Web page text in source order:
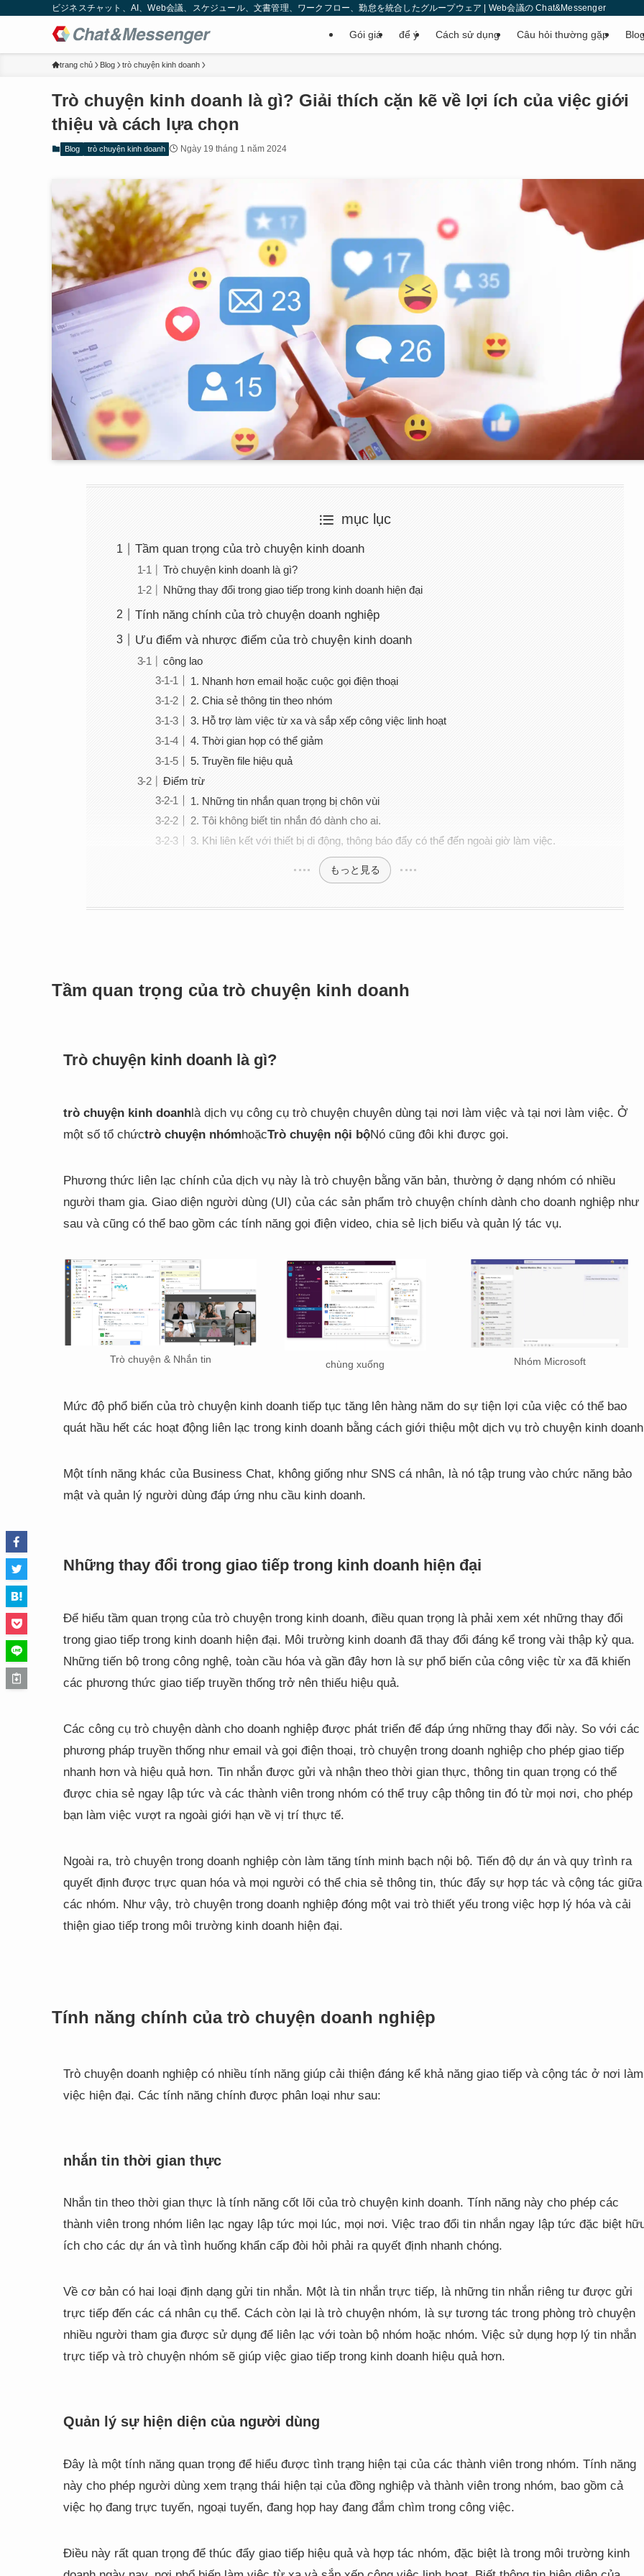
ビジネスチャット、AI、Web会議、スケジュール、文書管理、ワークフロー、勤怠を統合したグループウェア | Web会議の Chat&Messenger
Gói giá để ý Cách sử dụng Câu hỏi thường gặp
trang chủ Blog trò chuyện kinh doanh
Trò chuyện kinh doanh là gì? Giải thích cặn kẽ về lợi ích của việc giới
thiệu và cách lựa chọn
Blog trò chuyện kinh doanh Ngày 19 tháng 1 năm 2024
mục lục
Tầm quan trọng của trò chuyện kinh doanh
Trò chuyện kinh doanh là gì?
Những thay đổi trong giao tiếp trong kinh doanh hiện đại
Tính năng chính của trò chuyện doanh nghiệp
Ưu điểm và nhược điểm của trò chuyện kinh doanh
công lao
1. Nhanh hơn email hoặc cuộc gọi điện thoại
2. Chia sẻ thông tin theo nhóm
3. Hỗ trợ làm việc từ xa và sắp xếp công việc linh hoạt
4. Thời gian họp có thể giảm
5. Truyền file hiệu quả
Điểm trừ
1. Những tin nhắn quan trọng bị chôn vùi
2. Tôi không biết tin nhắn đó dành cho ai.
3. Khi liên kết với thiết bị di động, thông báo đẩy có thể đến ngoài giờ làm việc.
もっと見る
Tầm quan trọng của trò chuyện kinh doanh
Trò chuyện kinh doanh là gì?
trò chuyện kinh doanh là dịch vụ công cụ trò chuyện chuyên dùng tại nơi làm việc và tại nơi làm việc. Ở
một số tổ chứctrò chuyện nhómhoặcTrò chuyện nội bộNó cũng đôi khi được gọi.
Phương thức liên lạc chính của dịch vụ này là trò chuyện bằng văn bản, thường ở dạng nhóm có nhiều
người tham gia. Giao diện người dùng (UI) của các sản phẩm trò chuyện chính dành cho doanh nghiệp như
sau và cũng có thể bao gồm các tính năng gọi điện video, chia sẻ lịch biểu và quản lý tác vụ.
Trò chuyện & Nhắn tin
chùng xuống Nhóm Microsoft
Mức độ phổ biến của trò chuyện kinh doanh tiếp tục tăng lên hàng năm do sự tiện lợi của việc có thể bao
quát hầu hết các hoạt động liên lạc trong kinh doanh bằng cách giới thiệu một dịch vụ trò chuyện kinh
Một tính năng khác của Business Chat, không giống như SNS cá nhân, là nó tập trung vào chức năng bảo
mật và quản lý người dùng đáp ứng nhu cầu kinh doanh.
Những thay đổi trong giao tiếp trong kinh doanh hiện đại
Để hiểu tầm quan trọng của trò chuyện trong kinh doanh, điều quan trọng là phải xem xét những thay đổi
trong giao tiếp trong kinh doanh hiện đại. Môi trường kinh doanh đã thay đổi đáng kể trong vài thập kỷ qua.
Những tiến bộ trong công nghệ, toàn cầu hóa và gần đây hơn là sự phổ biến của công việc từ xa đã khiến
các phương thức giao tiếp truyền thống trở nên thiếu hiệu quả.
Các công cụ trò chuyện dành cho doanh nghiệp được phát triển để đáp ứng những thay đổi này. So với các
phương pháp truyền thống như email và gọi điện thoại, trò chuyện trong doanh nghiệp cho phép giao tiếp
nhanh hơn và hiệu quả hơn. Tin nhắn được gửi và nhận theo thời gian thực, thông tin quan trọng có thể
được chia sẻ ngay lập tức và các thành viên trong nhóm có thể truy cập thông tin đó từ mọi nơi, cho phép
bạn làm việc vượt ra ngoài giới hạn về vị trí thực tế.
Ngoài ra, trò chuyện trong doanh nghiệp còn làm tăng tính minh bạch nội bộ. Tiến độ dự án và quy trình ra
quyết định được trực quan hóa và mọi người có thể chia sẻ thông tin, thúc đẩy sự hợp tác và cộng tác giữa
các nhóm. Như vậy, trò chuyện trong doanh nghiệp đóng một vai trò thiết yếu trong việc hợp lý hóa và cải
thiện giao tiếp trong môi trường kinh doanh hiện đại.
Tính năng chính của trò chuyện doanh nghiệp
Trò chuyện doanh nghiệp có nhiều tính năng giúp cải thiện đáng kể khả năng giao tiếp và cộng tác ở nơi làm
việc hiện đại. Các tính năng chính được phân loại như sau:
nhắn tin thời gian thực
Nhắn tin theo thời gian thực là tính năng cốt lõi của trò chuyện kinh doanh. Tính năng này cho phép các
thành viên trong nhóm liên lạc ngay lập tức mọi lúc, mọi nơi. Việc trao đổi tin nhắn ngay lập tức đặc biệt
ích cho các dự án và tình huống khẩn cấp đòi hỏi phải ra quyết định nhanh chóng.
Về cơ bản có hai loại định dạng gửi tin nhắn. Một là tin nhắn trực tiếp, là những tin nhắn riêng tư được gửi
trực tiếp đến các cá nhân cụ thể. Cách còn lại là trò chuyện nhóm, là sự tương tác trong phòng trò chuyện
nhiều người tham gia được sử dụng để liên lạc với toàn bộ nhóm hoặc nhóm. Việc sử dụng hợp lý tin nhắn
trực tiếp và trò chuyện nhóm sẽ giúp việc giao tiếp trong kinh doanh hiệu quả hơn.
Quản lý sự hiện diện của người dùng
Đây là một tính năng quan trọng để hiểu được tình trạng hiện tại của các thành viên trong nhóm. Tính năng
này cho phép người dùng xem trạng thái hiện tại của đồng nghiệp và thành viên trong nhóm, bao gồm cả
việc họ đang trực tuyến, ngoại tuyến, đang họp hay đang đắm chìm trong công việc.
Điều này rất quan trọng để thúc đẩy giao tiếp hiệu quả và hợp tác nhóm, đặc biệt là trong môi trường kinh